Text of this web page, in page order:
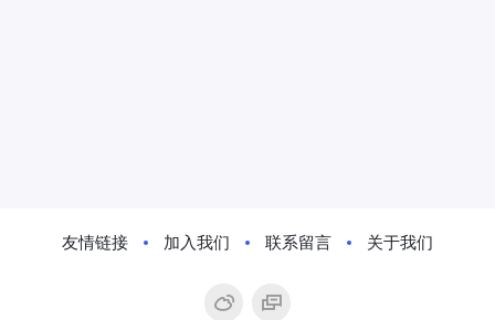
友情链接 加入我们 联系留言 关于我们